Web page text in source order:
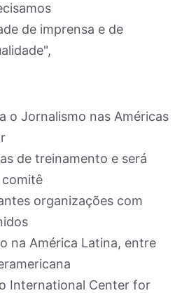
de imprensa e de
o Jornalismo nas Américas
de treinamento e será
comitê
organizações com
na América Latina, entre
International Center for